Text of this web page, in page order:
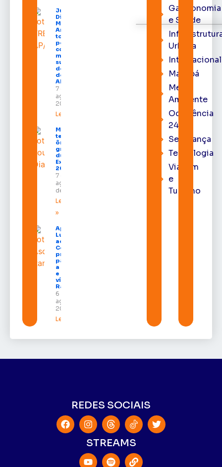
Juiz
Diego
Moura de
Araújo
toma
posse
como
membro
substituto
do Pleno
do TRE-
AP
7 de
agosto de
2026
Leia mais »
Macapá
terá
ônibus
gratuitos
durante a
Expofeira
2026
7 de
agosto
de 2026
Leia mais
»
Após veto,
Lula envia
ao
Congresso
projeto
para criar
a UNIFRON
e grava
vídeo para
Randolfe
6 de
agosto de
2026
Leia mais »
Gastronomia
e Saúde
Urbana
Internacional
Macapá
Meio
Ambiente
Ocorrência
24h
Segurança
Tecnologia
Viagem
e
Turismo
REDES SOCIAIS
STREAMS